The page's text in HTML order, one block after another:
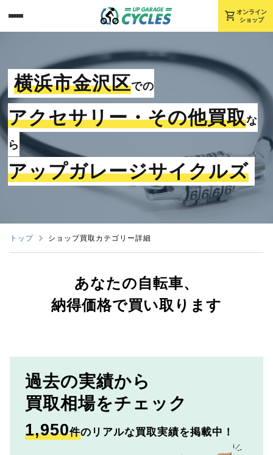
shopping_cart オンライン
ショップ
横浜市金沢区での
アクセサリー・その他買取な
ら
アップガレージサイクルズ
トップ ショップ買取カテゴリー詳細
あなたの自転車、
納得価格で買い取ります
過去の実績から
買取相場をチェック
1,950件のリアルな買取実績を掲載中！